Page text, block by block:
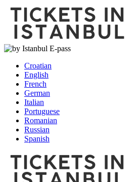
Croatian
English
French
German
Italian
Portuguese
Romanian
Russian
Spanish